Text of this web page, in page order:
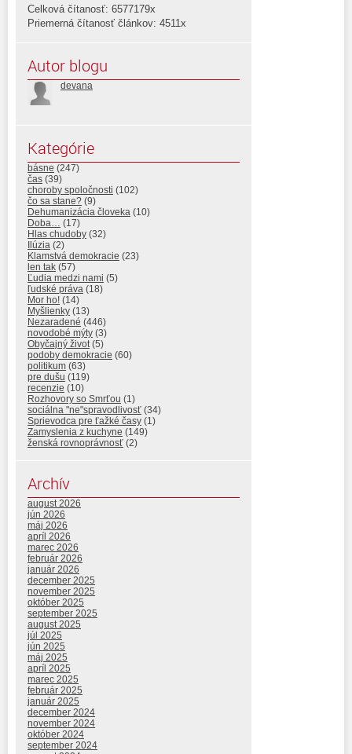
Celková čítanosť: 6577179x
Priemerná čítanosť článkov: 4511x
Autor blogu
devana
Kategórie
básne (247)
čas (39)
choroby spoločnosti (102)
čo sa stane? (9)
Dehumanizácia človeka (10)
Doba… (17)
Hlas chudoby (32)
Ilúzia (2)
Klamstvá demokracie (23)
len tak (57)
Ľudia medzi nami (5)
ľudské práva (18)
Mor ho! (14)
Myšlienky (13)
Nezaradené (446)
novodobé mýty (3)
Obyčajný život(5)
podoby demokracie (60)
politikum (63)
pre dušu (119)
recenzie (10)
Rozhovory so Smrťou (1)
sociálna "ne"spravodlivosť (34)
Sprievodca pre ťažké časy (1)
Zamyslenia z kuchyne (149)
ženská rovnoprávnosť (2)
Archív
august 2026
jún 2026
máj 2026
apríl 2026
marec 2026
február 2026
január 2026
december 2025
november 2025
október 2025
september 2025
august 2025
júl 2025
jún 2025
máj 2025
apríl 2025
marec 2025
február 2025
január 2025
december 2024
november 2024
október 2024
september 2024